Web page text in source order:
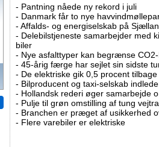
- Pantning nåede ny rekord i juli
- Danmark får to nye
- Affalds- og energiselskab på
- Delebilstjeneste samarbejder med
biler
- Nye asfalttyper kan begrænse
- 45-årig færge har sejlet sin sidste
- De elektriske gik 0,5 procent tilbage
- Bilproducent og taxi-selskab
- Hollandsk rederi øger samarbejde
- Pulje til grøn omstilling af tung
- Branchen er præget af usikkerhed
- Flere varebiler er elektriske